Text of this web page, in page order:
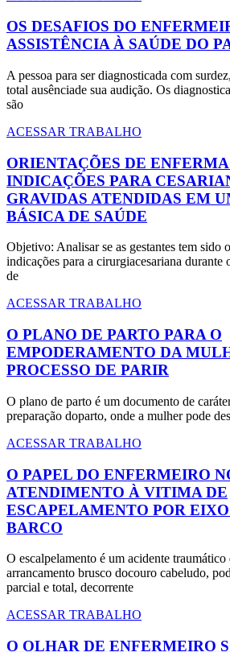
OS DESAFIOS DO
ASSISTÊNCIA À SAÚDE DO
A pessoa para ser diagnosticada com
total ausênciade sua audição. Os
são
ACESSAR TRABALHO
ORIENTAÇÕES DE
INDICAÇÕES PARA
GRAVIDAS ATENDIDAS EM
BÁSICA DE SAÚDE
Objetivo: Analisar se as gestantes tem sido
indicações para a cirurgiacesariana durante
de
ACESSAR TRABALHO
O PLANO DE PARTO PARA O
EMPODERAMENTO DA
PROCESSO DE PARIR
O plano de parto é um documento de
preparação doparto, onde a mulher pode
ACESSAR TRABALHO
O PAPEL DO ENFERMEIRO
ATENDIMENTO À VITIMA DE
ESCAPELAMENTO POR
BARCO
O escalpelamento é um acidente traumático
arrancamento brusco docouro cabeludo,
parcial e total, decorrente
ACESSAR TRABALHO
O OLHAR DE ENFERMEIRO